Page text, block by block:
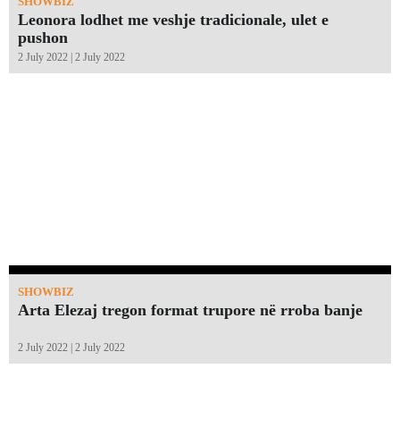
Leonora lodhet me veshje tradicionale, ulet e
pushon
2 July 2022 | 2 July 2022
SHOWBIZ
Arta Elezaj tregon format trupore në rroba banje
2 July 2022 | 2 July 2022